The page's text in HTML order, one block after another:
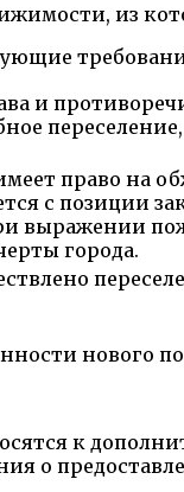
из
и
право на
с позиции
выражении
города.
нового
к
о